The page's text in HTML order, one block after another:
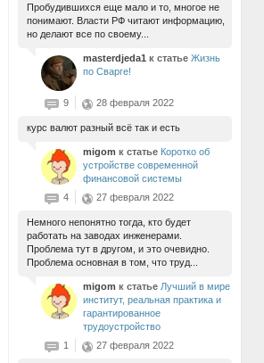
Пробудившихся еще мало и то, многое не
понимают. Власти РФ читают информацию,
но делают все по своему...
masterdjeda1 к статье Жизнь
по Сварге!
9 28 февраля 2022
курс валют разный всё так и есть
migom к статье Коротко об
устройстве современной
финансовой системы
4
27 февраля 2022
Немного непонятно тогда, кто будет
работать на заводах инженерами.
Проблема тут в другом, и это очевидно.
Проблема основная в том, что труд...
migom к статье Лучший в мире
институт, реальная практика и
гарантированное
трудоустройство
1
27 февраля 2022